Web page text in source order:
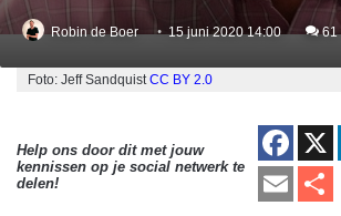
Robin de Boer 15 juni 2020 14:00 61
Foto: Jeff SandquistCC BY 2.0
Help ons door dit met jouw
kennissen op je social netwerk te
delen!
F
a
E